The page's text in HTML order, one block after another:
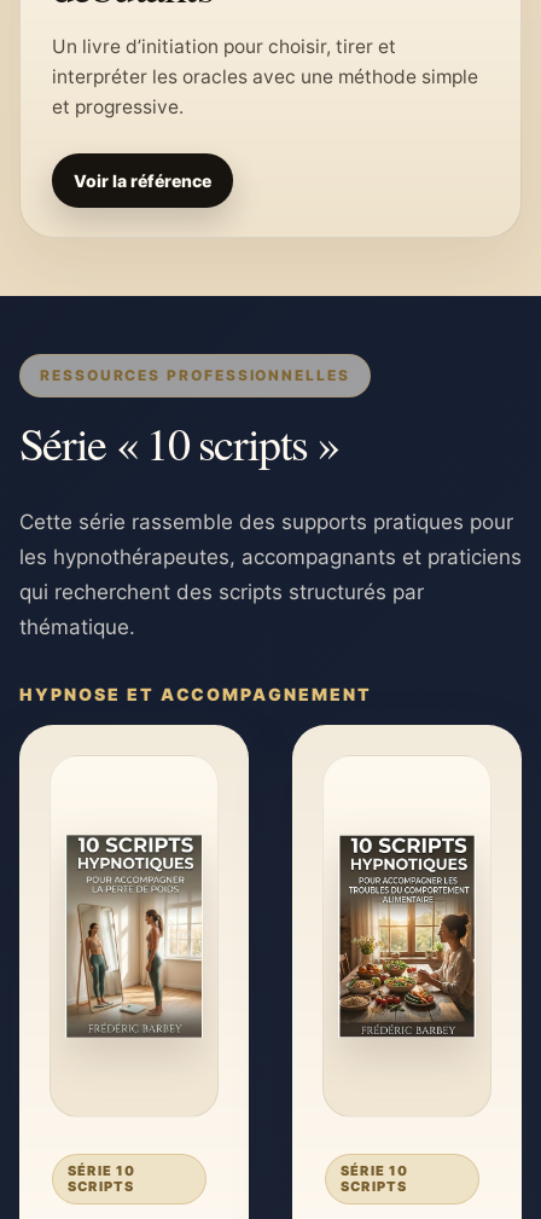
Un livre d’initiation pour choisir, tirer et
interpréter les oracles avec une méthode simple
et progressive.
Voir la référence
RESSOURCES PROFESSIONNELLES
Série « 10 scripts »
Cette série rassemble des supports pratiques pour
les hypnothérapeutes, accompagnants et praticiens
qui recherchent des scripts structurés par
thématique.
HYPNOSE ET ACCOMPAGNEMENT
SÉRIE 10
SCRIPTS
SÉRIE 10
SCRIPTS